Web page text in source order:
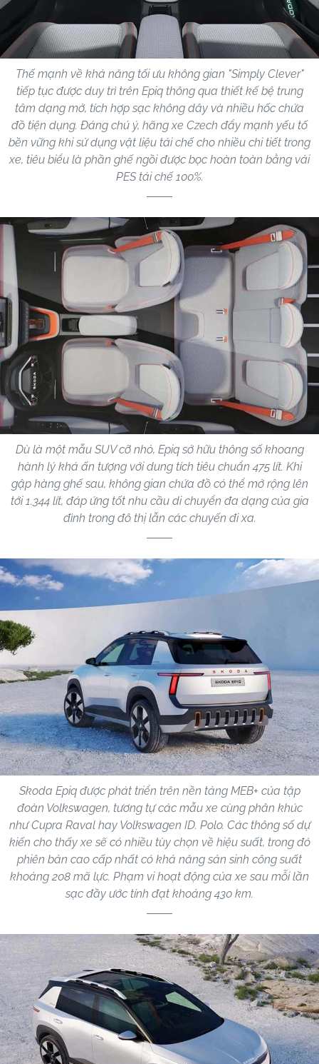
Thế mạnh về khả năng tối ưu không gian "Simply Clever"
tiếp tục được duy trì trên Epiq thông qua thiết kế bệ trung
tâm dạng mở, tích hợp sạc không dây và nhiều hốc chứa
đồ tiện dụng. Đáng chú ý, hãng xe Czech đẩy mạnh yếu tố
bền vững khi sử dụng vật liệu tái chế cho nhiều chi tiết trong
xe, tiêu biểu là phần ghế ngồi được bọc hoàn toàn bằng vải
PES tái chế 100%.
Dù là một mẫu SUV cỡ nhỏ, Epiq sở hữu thông số khoang
hành lý khá ấn tượng với dung tích tiêu chuẩn 475 lít. Khi
gập hàng ghế sau, không gian chứa đồ có thể mở rộng lên
tới 1.344 lít, đáp ứng tốt nhu cầu di chuyển đa dạng của gia
đình trong đô thị lẫn các chuyến đi xa.
Skoda Epiq được phát triển trên nền tảng MEB+ của tập
đoàn Volkswagen, tương tự các mẫu xe cùng phân khúc
như Cupra Raval hay Volkswagen ID. Polo. Các thông số dự
kiến cho thấy xe sẽ có nhiều tùy chọn về hiệu suất, trong đó
phiên bản cao cấp nhất có khả năng sản sinh công suất
khoảng 208 mã lực. Phạm vi hoạt động của xe sau mỗi lần
sạc đầy ước tính đạt khoảng 430 km.